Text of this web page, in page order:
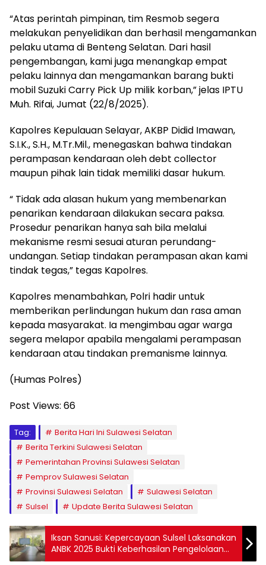
“Atas perintah pimpinan, tim Resmob segera
melakukan penyelidikan dan berhasil mengamankan
pelaku utama di Benteng Selatan. Dari hasil
pengembangan, kami juga menangkap empat
pelaku lainnya dan mengamankan barang bukti
mobil Suzuki Carry Pick Up milik korban,” jelas IPTU
Muh. Rifai, Jumat (22/8/2025).
Kapolres Kepulauan Selayar, AKBP Didid Imawan,
S.I.K., S.H., M.Tr.Mil., menegaskan bahwa tindakan
perampasan kendaraan oleh debt collector
maupun pihak lain tidak memiliki dasar hukum.
“ Tidak ada alasan hukum yang membenarkan
penarikan kendaraan dilakukan secara paksa.
Prosedur penarikan hanya sah bila melalui
mekanisme resmi sesuai aturan perundang-
undangan. Setiap tindakan perampasan akan kami
tindak tegas,” tegas Kapolres.
Kapolres menambahkan, Polri hadir untuk
memberikan perlindungan hukum dan rasa aman
kepada masyarakat. Ia mengimbau agar warga
segera melapor apabila mengalami perampasan
kendaraan atau tindakan premanisme lainnya.
(Humas Polres)
Post Views: 66
Tag:
Berita Hari Ini Sulawesi Selatan
Berita Terkini Sulawesi Selatan
Pemerintahan Provinsi Sulawesi Selatan
Pemprov Sulawesi Selatan
Provinsi Sulawesi Selatan
Sulawesi Selatan
Sulsel
Update Berita Sulawesi Selatan
Iksan Sanusi: Kepercayaan Sulsel Laksanakan
ANBK 2025 Bukti Keberhasilan Pengelolaan
Pendidikan